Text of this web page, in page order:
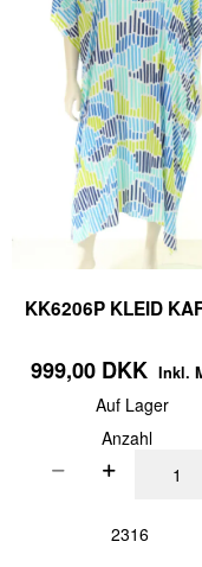
KK6206P KLEID
999,00 DKK Inkl.
Auf Lager
Anzahl
2316